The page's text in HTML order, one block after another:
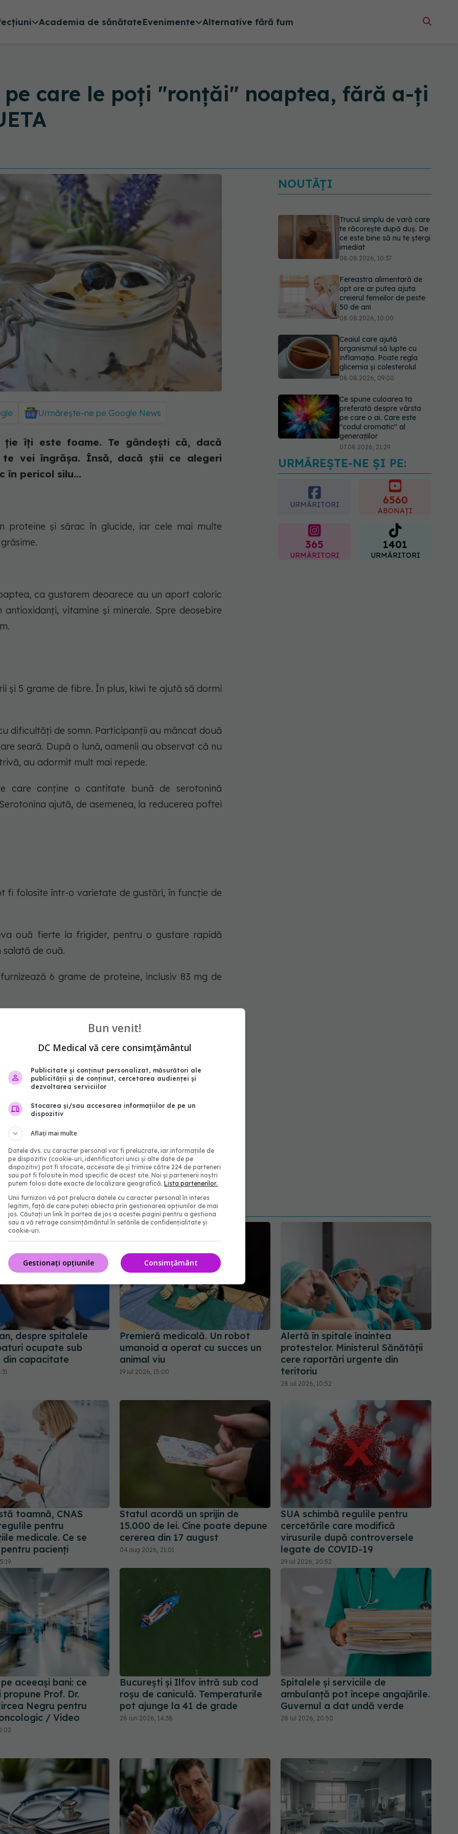
Academia de sănătateEvenimente Alternative fără fum
care le poți "ronțăi" noaptea, fără a-ți
Urmărește-ne pe Google News
îți este foame. Te gândești că, dacă
vei îngrășa. Însă, dacă știi ce alegeri
în pericol silu...
proteine și sărac în glucide, iar cele mai multe
ca gustarem deoarece au un aport caloric
vitamine și minerale. Spre deosebire
și 5 grame de fibre. În plus, kiwi te ajută să dormi
dificultăți de somn. Participanții au mâncat două
seară. După o lună, oamenii au observat că nu
au adormit mult mai repede.
care conține o cantitate bună de serotonină
ajută, de asemenea, la reducerea poftei
fi folosite într-o varietate de gustări, în funcție de
ouă fierte la frigider, pentru o gustare rapidă
de ouă.
6 grame de proteine, inclusiv 83 mg de
de melatonină care favorizează somnul.
conțin în mod natural această substanță,
studiuAICI).
aproximativ o mână, au 160 de calorii și
gustari
NOUTĂȚI
Trucul simplu de vară care
te răcorește după duș. De
ce este bine să nu te ștergi
imediat
08.08.2026, 10:37
Fereastra alimentară de
opt ore ar putea ajuta
creierul femeilor de peste
50 de ani
08.08.2026, 10:00
Ceaiul care ajută
organismul să lupte cu
inflamația. Poate regla
glicemia și colesterolul
08.08.2026, 09:00
Ce spune culoarea ta
preferată despre vârsta
pe care o ai. Care este
"codul cromatic" al
generațiilor
07.08.2026, 21:29
Analiza de sânge AST
(SGOT): ce înseamnă
rezultatele și când sunt un
semnal de alarmă
08.08.2026, 11:00
URMĂREȘTE-NE ȘI PE:
URMĂRITORI 6560
ABONAȚI
365
URMĂRITORI
1401
URMĂRITORI
despre spitalele
ocupate sub
capacitate
Premieră medicală. Un robot
umanoid a operat cu succes un
animal viu
19 iul 2026, 15:00
Alertă în spitale înaintea
protestelor. Ministerul Sănătății
cere raportări urgente din
teritoriu
28 iul 2026, 10:52
toamnă, CNAS
pentru
medicale. Ce se
pacienți
Statul acordă un sprijin de
15.000 de lei. Cine poate depune
cererea din 17 august
04 aug 2026, 21:01
SUA schimbă regulile pentru
cercetările care modifică
virusurile după controversele
legate de COVID-19
29 iul 2026, 20:52
aceeași bani: ce
propune Prof. Dr.
Negru pentru
/ Video
București și Ilfov intră sub cod
roșu de caniculă. Temperaturile
pot ajunge la 41 de grade
28 iun 2026, 14:38
Spitalele și serviciile de
ambulanță pot începe angajările.
Guvernul a dat undă verde
28 iul 2026, 20:50
Bun venit!
DC Medical vă cere consimțământul
Publicitate și conținut personalizat, măsurători ale
publicității și de conținut, cercetarea audienței și
dezvoltarea serviciilor
Stocarea și/sau accesarea informațiilor de pe un
dispozitiv
Aflați mai multe
Datele dvs. cu caracter personal vor fi prelucrate, iar informațiile de
pe dispozitiv (cookie-uri, identificatori unici și alte date de pe
dispozitiv) pot fi stocate, accesate de și trimise către 224 de parteneri
sau pot fi folosite în mod specific de acest site. Noi și partenerii noștri
putem folosi date exacte de localizare geografică. Lista partenerilor.
Unii furnizori vă pot prelucra datele cu caracter personal în interes
legitim, față de care puteți obiecta prin gestionarea opțiunilor de mai
jos. Căutați un link în partea de jos a acestei pagini pentru a gestiona
sau a vă retrage consimțământul în setările de confidențialitate și
cookie-uri.
Consimțământ
Gestionați opțiunile